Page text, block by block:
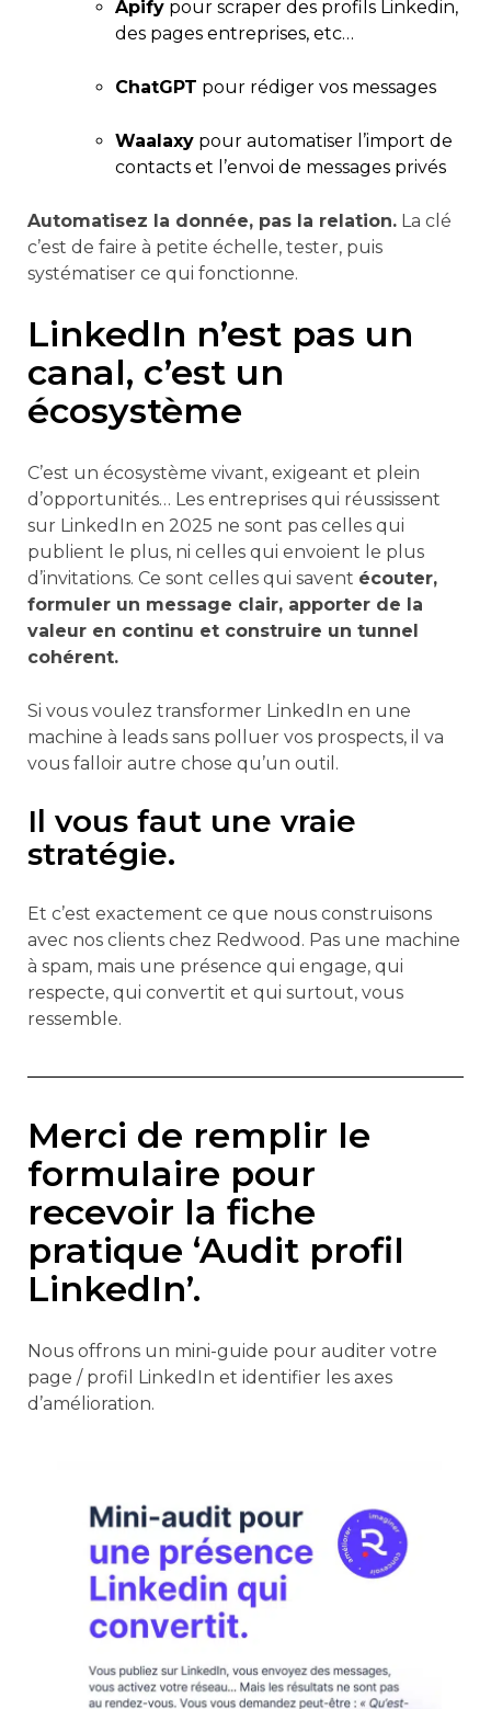
Apify pour scraper des profils Linkedin,
des pages entreprises, etc…
ChatGPT pour rédiger vos messages
Waalaxy pour automatiser l’import de
contacts et l’envoi de messages privés
Automatisez la donnée, pas la relation. La clé
c’est de faire à petite échelle, tester, puis
systématiser ce qui fonctionne.
LinkedIn n’est pas un
canal, c’est un
écosystème
C’est un écosystème vivant, exigeant et plein
d’opportunités… Les entreprises qui réussissent
sur LinkedIn en 2025 ne sont pas celles qui
publient le plus, ni celles qui envoient le plus
d’invitations. Ce sont celles qui savent écouter,
formuler un message clair, apporter de la
valeur en continu et construire un tunnel
cohérent.
Si vous voulez transformer LinkedIn en une
machine à leads sans polluer vos prospects, il va
vous falloir autre chose qu’un outil.
Il vous faut une vraie
stratégie.
Et c’est exactement ce que nous construisons
avec nos clients chez Redwood. Pas une machine
à spam, mais une présence qui engage, qui
respecte, qui convertit et qui surtout, vous
ressemble.
Merci de remplir le
formulaire pour
recevoir la fiche
pratique ‘Audit profil
LinkedIn’.
Nous offrons un mini-guide pour auditer votre
page / profil LinkedIn et identifier les axes
d’amélioration.